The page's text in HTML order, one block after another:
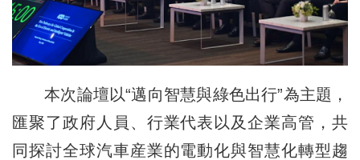
本次論壇以“邁向智慧與綠色出行”為主題，
匯聚了政府人員、行業代表以及企業高管，共
同探討全球汽車産業的電動化與智慧化轉型趨